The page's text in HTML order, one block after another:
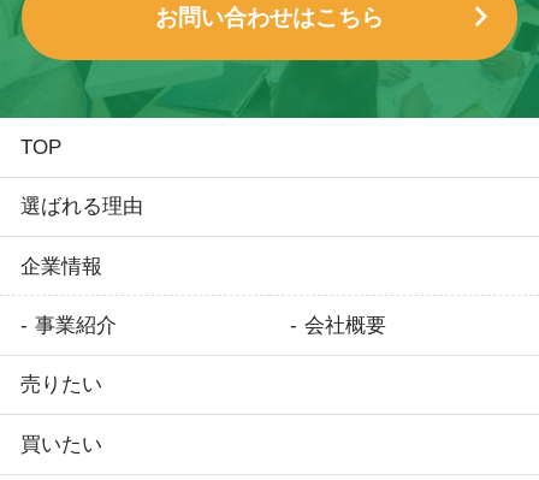
お問い合わせはこちら
TOP
選ばれる理由
企業情報
事業紹介 会社概要
売りたい
買いたい